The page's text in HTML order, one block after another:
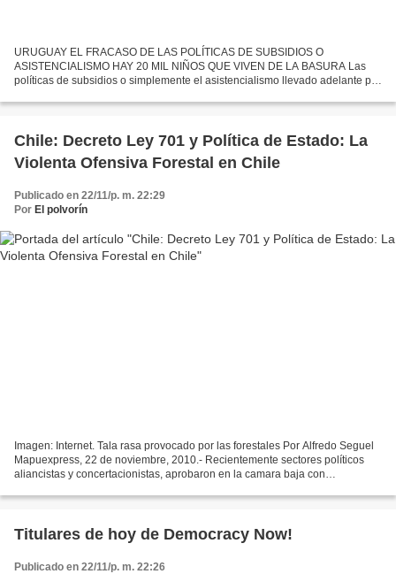
URUGUAY EL FRACASO DE LAS POLÍTICAS DE SUBSIDIOS O
ASISTENCIALISMO HAY 20 MIL NIÑOS QUE VIVEN DE LA BASURA Las
políticas de subsidios o simplemente el asistencialismo llevado adelante por
Chile: Decreto Ley 701 y Política de Estado: La
Violenta Ofensiva Forestal en Chile
Publicado en 22/11/p. m. 22:29
Por El polvorín
Imagen: Internet. Tala rasa provocado por las forestales Por Alfredo Seguel
Mapuexpress, 22 de noviembre, 2010.- Recientemente sectores políticos
aliancistas y concertacionistas, aprobaron en la camara baja con
Titulares de hoy de Democracy Now!
Publicado en 22/11/p. m. 22:26